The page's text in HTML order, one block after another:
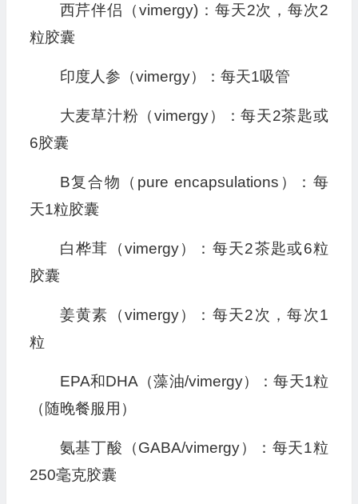
西芹伴侣（vimergy)：每天2次，每次2
粒胶囊
印度人参（vimergy）：每天1吸管
大麦草汁粉（vimergy）：每天2茶匙或
6胶囊
B复合物（pure encapsulations）：每
天1粒胶囊
白桦茸（vimergy）：每天2茶匙或6粒
胶囊
姜黄素（vimergy）：每天2次，每次1
粒
EPA和DHA（藻油/vimergy）：每天1粒
（随晚餐服用）
氨基丁酸（GABA/vimergy）：每天1粒
250毫克胶囊